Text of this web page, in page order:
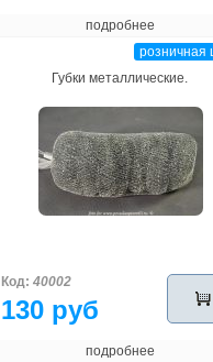
подробнее
розничная
Губки металлические.
Код: 40002
130 руб
подробнее